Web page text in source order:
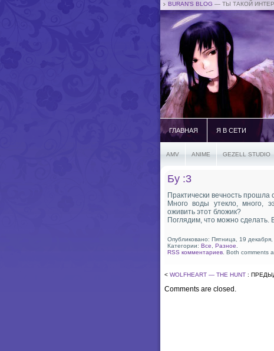
BURAN'S BLOG — ТЫ ТАКОЙ
ГЛАВНАЯ Я В СЕТИ
AMV ANIME GEZELL STUDIO
Бу :3
Практически вечность прошла
Много воды утекло, много,
оживить этот бложик?
Поглядим, что можно сделать.
Опубликовано: Пятница, 19 декабря,
Категории: Все Разное
RSS комментариев . Both comments
< WOLFHEART — THE HUNT :
Comments are closed.